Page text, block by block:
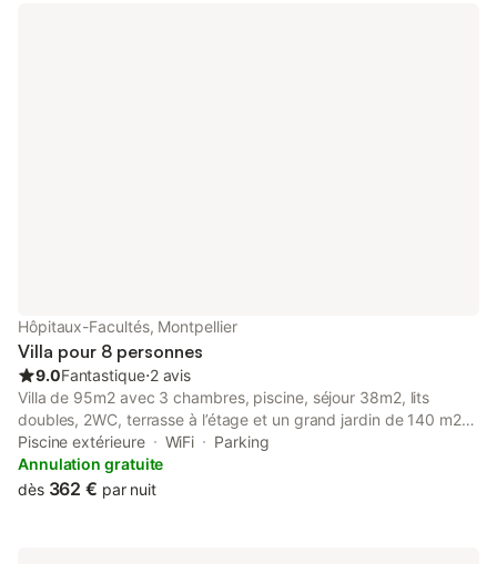
Hôpitaux-Facultés, Montpellier
Villa pour 8 personnes
9.0Fantastique⋅2 avis
Villa de 95m2 avec 3 chambres, piscine, séjour 38m2, lits
doubles, 2WC, terrasse à l’étage et un grand jardin de 140 m2
cuisine équipée, cafetière Nespresso, salle de bain avec WC &
baignoire & une douche dans la chambre familiale donnant sur
une terrasse de 15m2, située dans un quartier résidentiel à
Piscine extérieure WiFi
Parking
Annulation gratuite
dès 362 € par nuit